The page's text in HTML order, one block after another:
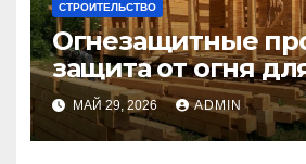
СТРОИТЕЛЬСТВО
Огнезащитные
защита от огня
материалов и
МАЙ 29, 2026 ADMIN